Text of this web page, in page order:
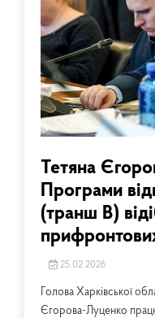
Тетяна
Програми
(транш В)
25.02.2026
Голова Харківської
Єгорова-Луценко